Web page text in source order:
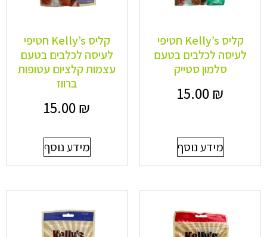
קליס Kelly’s חטיפי
לעיסה לכלבים בטעם
סלמון סטייק
15.00₪
מידע נוסף
קליס Kelly’s חטיפי
לעיסה לכלבים בטעם
עצמות קלציום עטופות
ברווז
15.00₪
מידע נוסף